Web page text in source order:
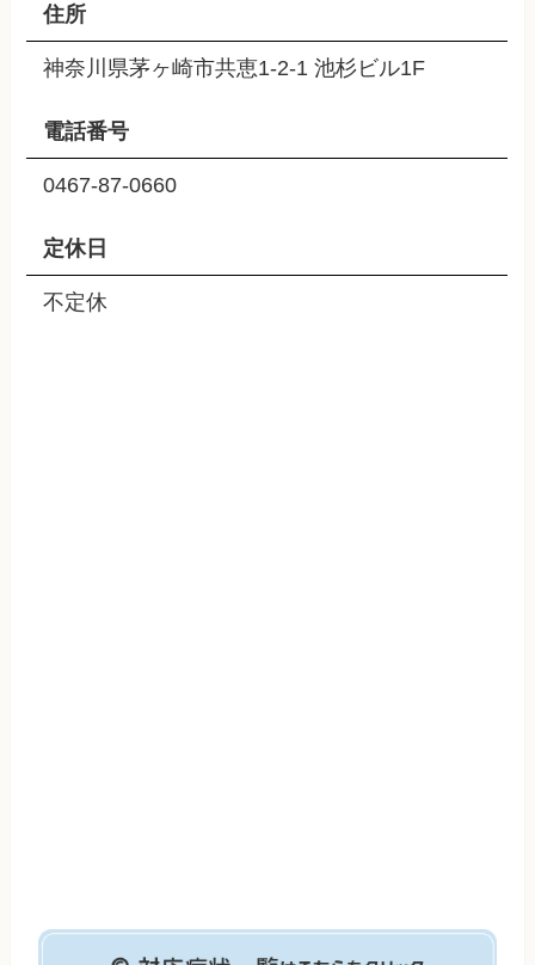
住所
神奈川県茅ヶ崎市共恵1-2-1 池杉ビル1F
電話番号
0467-87-0660
定休日
不定休